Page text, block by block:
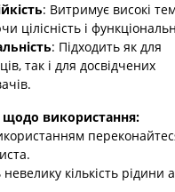
: Витримує високі
цілісність і
: Підходить як для
так і для досвідчених
щодо використання:
кількість рідини